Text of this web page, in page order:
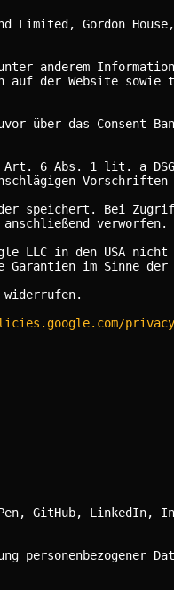
Limited, Gordon
anderem
auf der Website sowie
über das Consent-
Art. 6 Abs. 1 lit. a
Vorschriften
speichert. Bei
verworfen.
LLC in den USA nicht
im Sinne der
privacy
GitHub, LinkedIn,
personenbezogener